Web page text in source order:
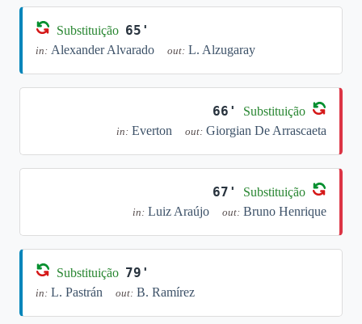
Substituição 65'
in: Alexander Alvarado out: L. Alzugaray
66' Substituição
in: Everton out: Giorgian De Arrascaeta
67' Substituição
in: Luiz Araújo out: Bruno Henrique
Substituição 79'
in: L. Pastrán out: B. Ramírez